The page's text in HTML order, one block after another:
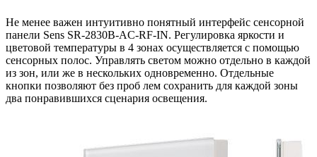
Не менее важен интуитивно понятный интерфейс сенсорной
панели Sens SR-2830B-AC-RF-IN. Регулировка яркости и
цветовой температуры в 4 зонах осуществляется с помощью
сенсорных полос. Управлять светом можно отдельно в каждой
из зон, или же в нескольких одновременно. Отдельные
кнопки позволяют без проб лем сохранить для каждой зоны
два понравившихся сценария освещения.